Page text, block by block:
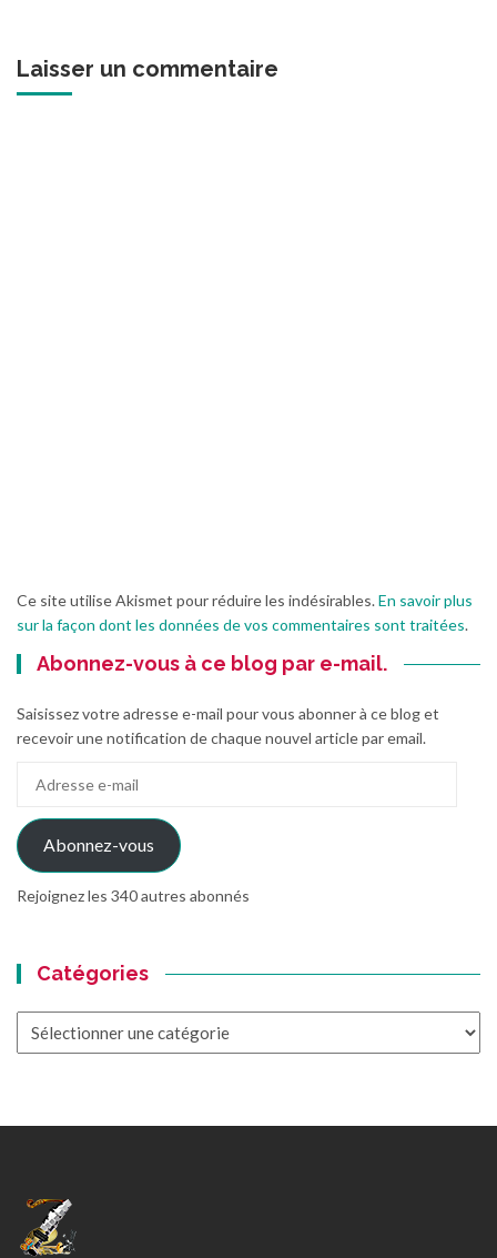
Laisser un commentaire
Ce site utilise Akismet pour réduire les indésirables.En savoir plus
sur la façon dont les données de vos commentaires sont traitées.
Abonnez-vous à ce blog par e-mail.
Saisissez votre adresse e-mail pour vous abonner à ce blog et
recevoir une notification de chaque nouvel article par email.
mail
Abonnez-vous
Rejoignez les 340 autres abonnés
Catégories